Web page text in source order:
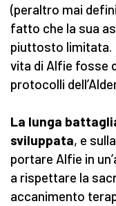
(peraltro mai
fatto che la sua
piuttosto limitata.
vita di Alfie fosse
protocolli
La lunga
sviluppata, e
portare Alfie in
a rispettare la
accanimento